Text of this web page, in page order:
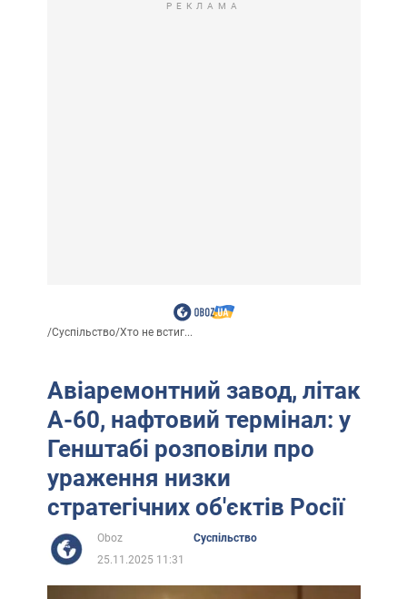
РЕКЛАМА
/Суспільство/Хто не встиг...
Авіаремонтний завод, літак
А-60, нафтовий термінал: у
Генштабі розповіли про
ураження низки
стратегічних об'єктів Росії
Oboz
Суспільство
25.11.2025 11:31